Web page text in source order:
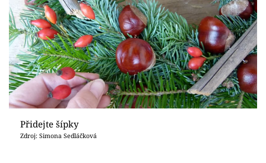
Přidejte šípky
Zdroj: Simona Sedláčková